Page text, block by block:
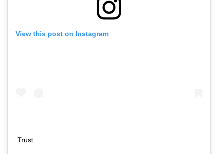
View this post on Instagram
Trust ️